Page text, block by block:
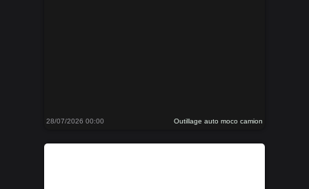
28/07/2026 00:00 Outillage auto moco camion